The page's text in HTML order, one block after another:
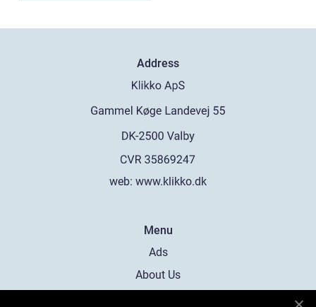
Address
web: www.klikko.dk
Menu
Ads
About Us